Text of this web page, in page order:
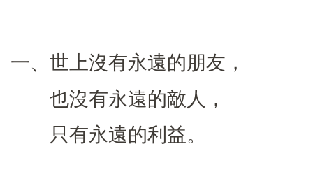
一、世上沒有永遠的朋友，
也沒有永遠的敵人，
只有永遠的利益。